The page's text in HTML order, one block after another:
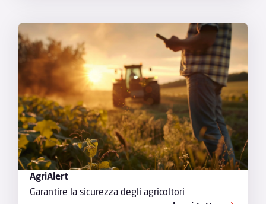
AgriAlert
Garantire la sicurezza degli agricoltori